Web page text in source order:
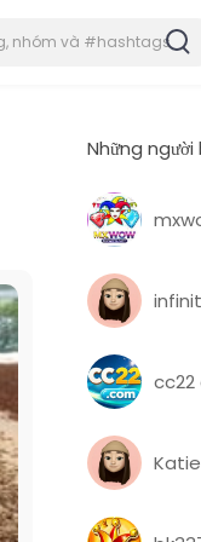
Những
cc22